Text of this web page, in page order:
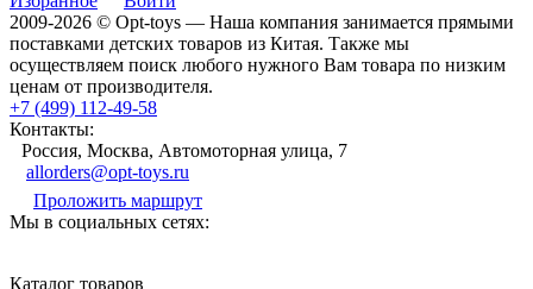
2009-2026 © Opt-toys — Наша компания занимается прямыми
поставками детских товаров из Китая. Также мы
осуществляем поиск любого нужного Вам товара по низким
ценам от производителя.
+7 (499) 112-49-58
Контакты:
Россия, Москва, Автомоторная улица, 7
allorders@opt-toys.ru
Проложить маршрут
Мы в социальных сетях:
Каталог товаров